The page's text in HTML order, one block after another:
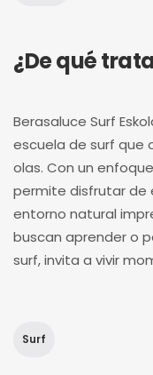
¿De qué
Berasaluce Surf
escuela de surf que
olas. Con un
permite disfrutar de
entorno natural
buscan aprender o
surf, invita a vivir
Surf